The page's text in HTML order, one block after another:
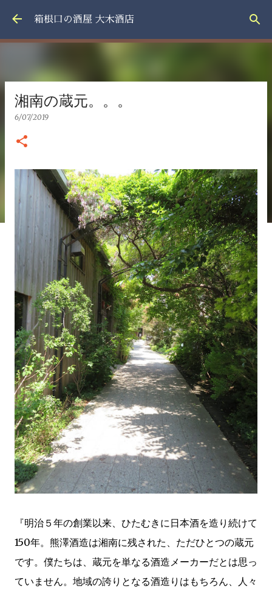
スキップしてメイン コンテンツに移動
箱根口の酒屋 大木酒店
湘南の蔵元。。。
6/07/2019
『明治５年の創業以来、ひたむきに日本酒を造り続けて
150年。熊澤酒造は湘南に残された、ただひとつの蔵元
です。僕たちは、蔵元を単なる酒造メーカーだとは思っ
ていません。地域の誇りとなる酒造りはもちろん、人々